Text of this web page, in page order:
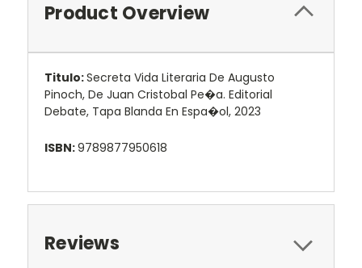
Product Overview
Titulo:Secreta Vida Literaria De Augusto
Pinoch, De Juan Cristobal Pe�a. Editorial
Debate, Tapa Blanda En Espa�ol, 2023
ISBN:9789877950618
Reviews